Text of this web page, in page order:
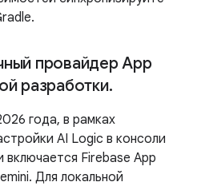
провайдер App
разработки.
года, в рамках
AI Logic в консоли
включается Firebase App
Для локальной